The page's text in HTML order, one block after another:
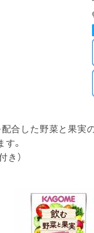
合した野菜と果実
。
）